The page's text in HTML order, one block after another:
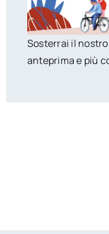
Sosterrai il
anteprima e più